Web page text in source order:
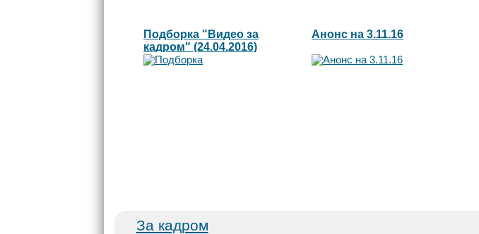
Подборка "Видео за
кадром" (24.04.2016)
Анонс на 3.11.16
За кадром